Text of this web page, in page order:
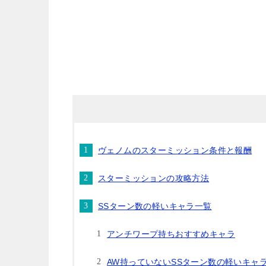
ヴェノムのスターミッション条件と報酬
スターミッションの攻略方法
SSターン数の軽いキャラ一覧
アンチワープ持ちおすすめキャラ
AW持っていないSSターン数の軽いキャ